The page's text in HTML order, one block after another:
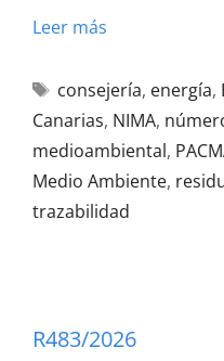
Leer más
consejería, energía,
Canarias, NIMA,
medioambiental,
Medio Ambiente,
trazabilidad
R483/2026